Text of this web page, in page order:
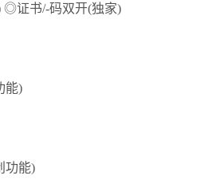
◎证书/-码双开(独家)
能)
功能)